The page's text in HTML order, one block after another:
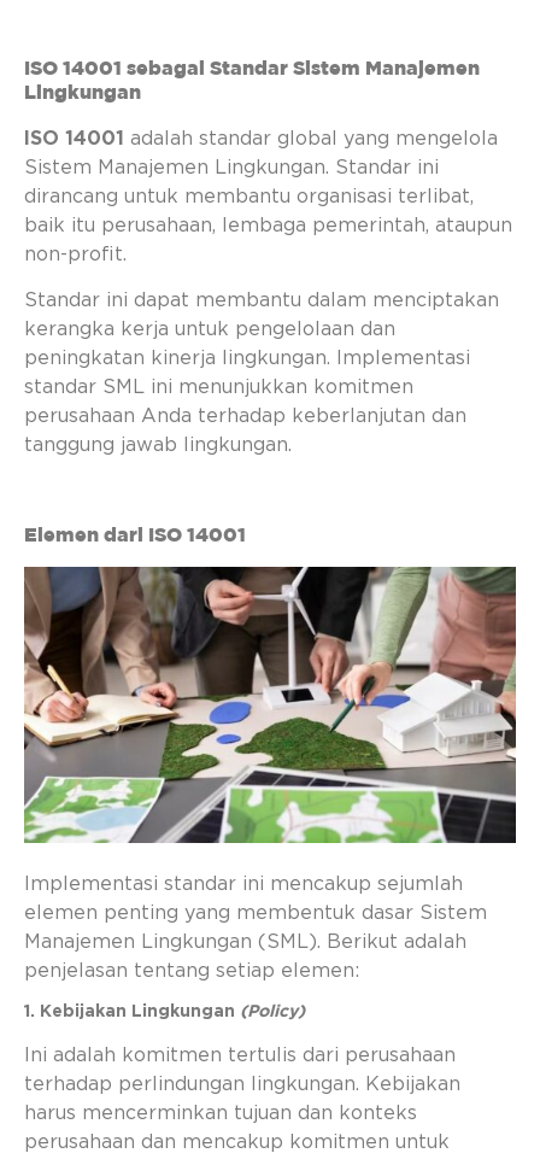
ISO 14001 sebagai Standar Sistem Manajemen
Lingkungan
ISO 14001
adalah standar global yang mengelola
Sistem Manajemen Lingkungan. Standar ini
dirancang untuk membantu organisasi terlibat,
baik itu perusahaan, lembaga pemerintah, ataupun
non-profit.
Standar ini dapat membantu dalam menciptakan
kerangka kerja untuk pengelolaan dan
peningkatan kinerja lingkungan. Implementasi
standar SML ini menunjukkan komitmen
perusahaan Anda terhadap keberlanjutan dan
tanggung jawab lingkungan.
Elemen dari ISO 14001
Implementasi standar ini mencakup sejumlah
elemen penting yang membentuk dasar Sistem
Manajemen Lingkungan (SML). Berikut adalah
penjelasan tentang setiap elemen:
1. Kebijakan Lingkungan (Policy)
Ini adalah komitmen tertulis dari perusahaan
terhadap perlindungan lingkungan. Kebijakan
harus mencerminkan tujuan dan konteks
perusahaan dan mencakup komitmen untuk